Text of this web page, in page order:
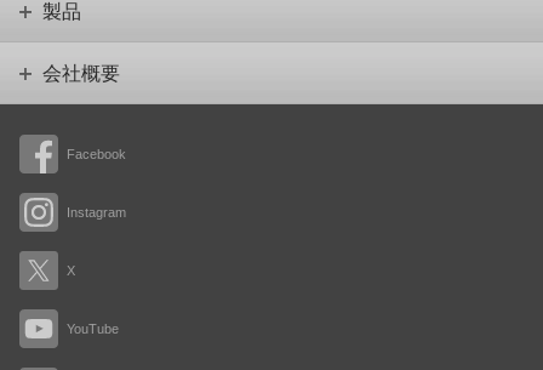
Facebook
Instagram
X
YouTube
製品
会社概要